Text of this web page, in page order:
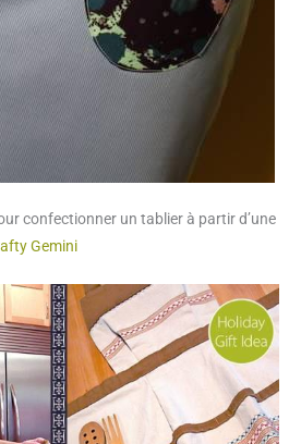
confectionner un tablier à partir d’une
Gemini